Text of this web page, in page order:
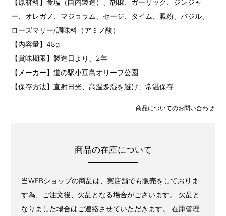
【原材料】食塩（国内製造）、胡椒、ガーリック、ジンジャ
ー、オレガノ、マジョラム、セージ、タイム、澱粉、バジル、
ローズマリー/調味料（アミノ酸）
【内容量】48g
【賞味期限】製造日より、2年
【メーカー】道の駅小豆島オリーブ公園
【保存方法】直射日光、高温多湿を避け、常温保存
商品についてのお問い合わせ
商品の在庫について
当WEBショップの商品は、実店舗でも販売をしておりま
す為、ご注文後、欠品となる場合がございます。 欠品と
なりました場合はご連絡させていただきます。 在庫管理